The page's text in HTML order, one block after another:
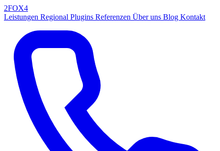
2FOX4
Leistungen Regional Plugins Referenzen Über uns Blog Kontakt